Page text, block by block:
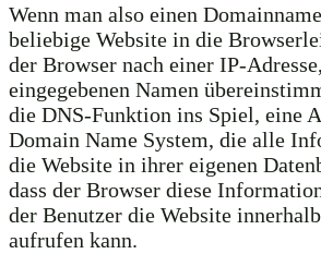
Wenn man also einen
beliebige Website in die
der Browser nach einer IP-
eingegebenen Namen
die DNS-Funktion ins Spiel, eine
Domain Name System, die alle
die Website in ihrer eigenen
dass der Browser diese
der Benutzer die Website
aufrufen kann.